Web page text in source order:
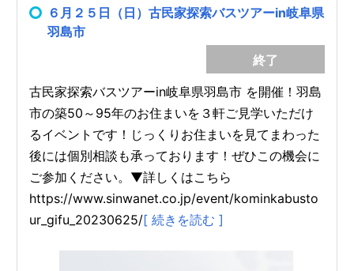
６月２５日（日）古民家探索バスツアーin岐阜県
羽島市
終了
古民家探索バスツアーin岐阜県羽島市 を開催！羽島
市の築50～95年のお住まいを３軒ご見学いただけ
るイベントです！じっくりお住まいを見てまわった
後には個別相談も承っております！ぜひこの機会に
ご参加ください。▼詳しくはこちら
https://www.sinwanet.co.jp/event/kominkabusto
ur_gifu_20230625/[ 続きを読む ]